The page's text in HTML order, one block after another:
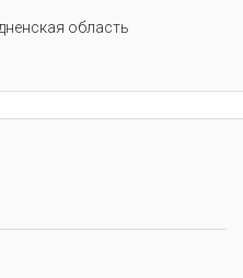
область